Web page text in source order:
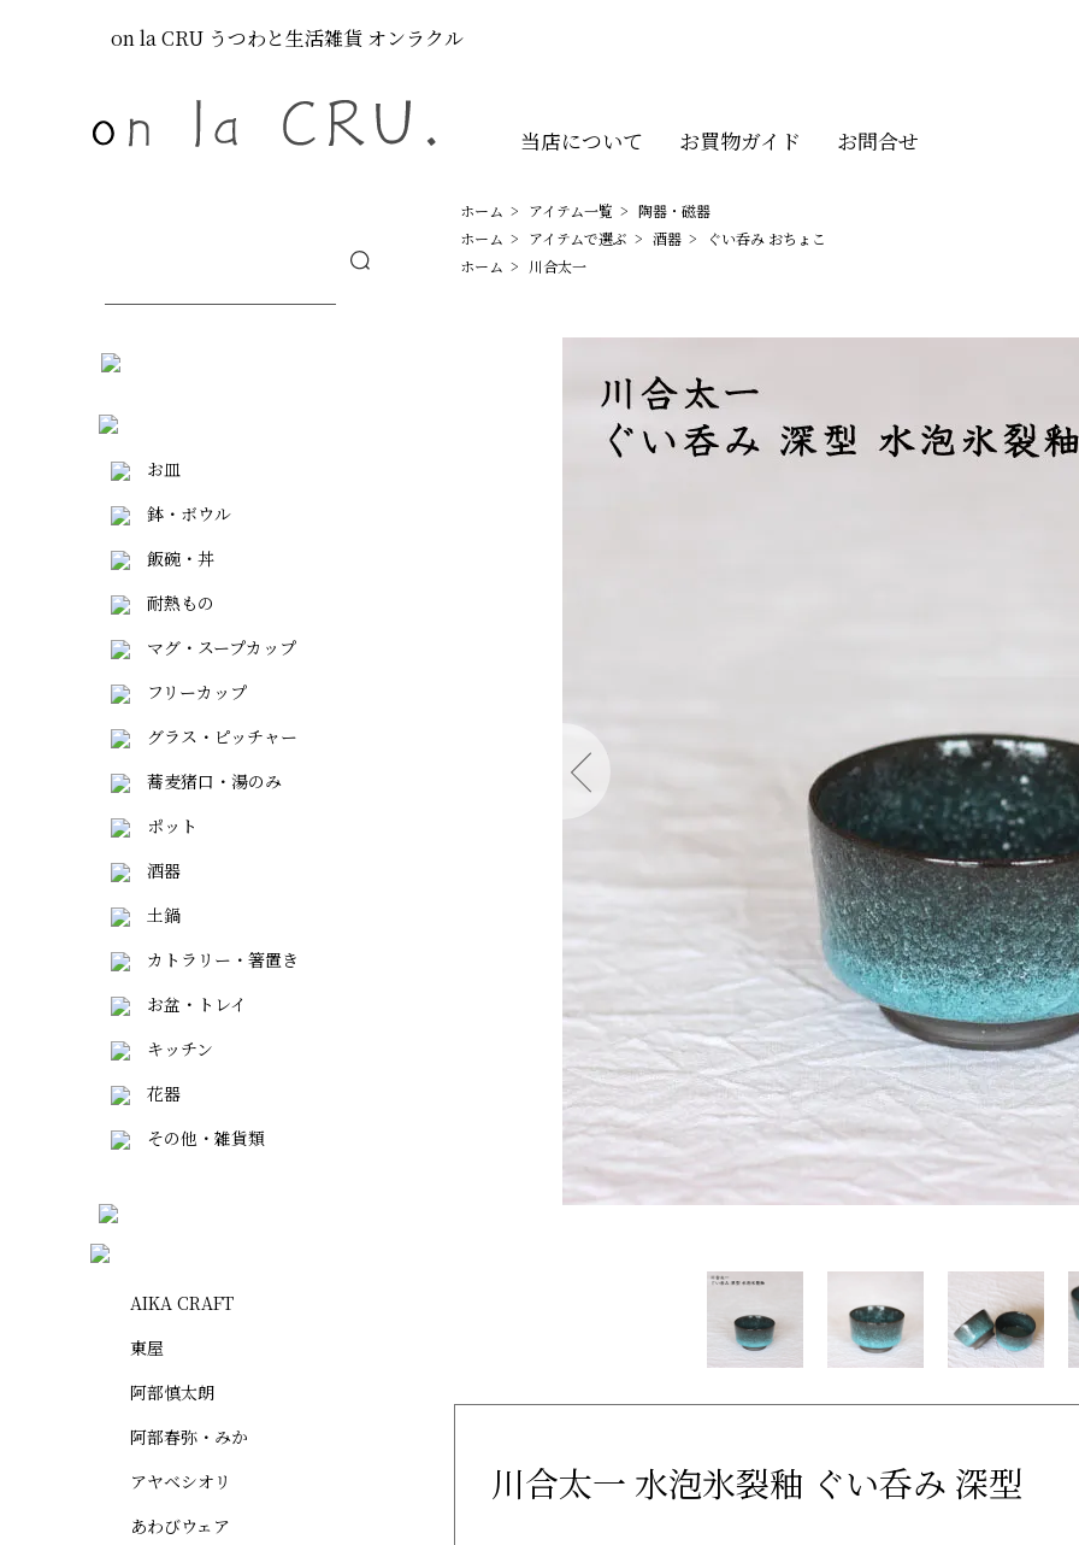
on la CRU うつわと生活雑貨 オンラクル
当店について お買物ガイド お問合せ
ホーム > アイテム一覧 > 陶器・磁器
ホーム > アイテムで選ぶ > 酒器 >
ぐい呑み おちょこ
ホーム > 川合太一
川合太一 水泡氷裂釉 ぐい呑み 深型
お皿
鉢・ボウル
飯碗・丼
耐熱もの
マグ・スープカップ
フリーカップ
グラス・ピッチャー
蕎麦猪口・湯のみ
ポット
酒器
土鍋
カトラリー・箸置き
お盆・トレイ
キッチン
花器
その他・雑貨類
AIKA CRAFT
東屋
阿部慎太朗
阿部春弥・みか
アヤベシオリ
あわびウェア